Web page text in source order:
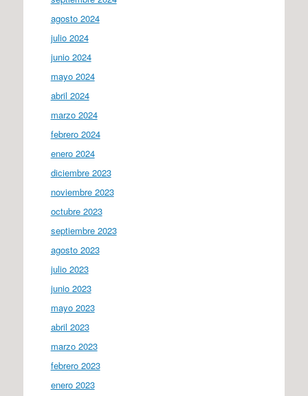
agosto 2024
julio 2024
junio 2024
mayo 2024
abril 2024
marzo 2024
febrero 2024
enero 2024
diciembre 2023
noviembre 2023
octubre 2023
septiembre 2023
agosto 2023
julio 2023
junio 2023
mayo 2023
abril 2023
marzo 2023
febrero 2023
enero 2023